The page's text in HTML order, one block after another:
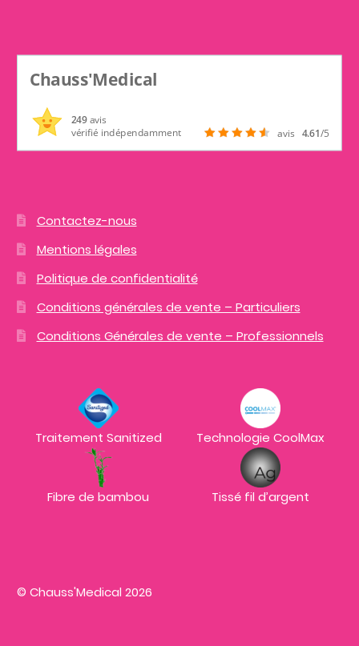
Chauss'Medical
249avis
vérifié indépendamment
avis 4.61/5
Contactez-nous
Mentions légales
Politique de confidentialité
Conditions générales de vente – Particuliers
Conditions Générales de vente – Professionnels
Traitement Sanitized Technologie CoolMax
Fibre de bambou Tissé fil d’argent
© Chauss'Medical 2026